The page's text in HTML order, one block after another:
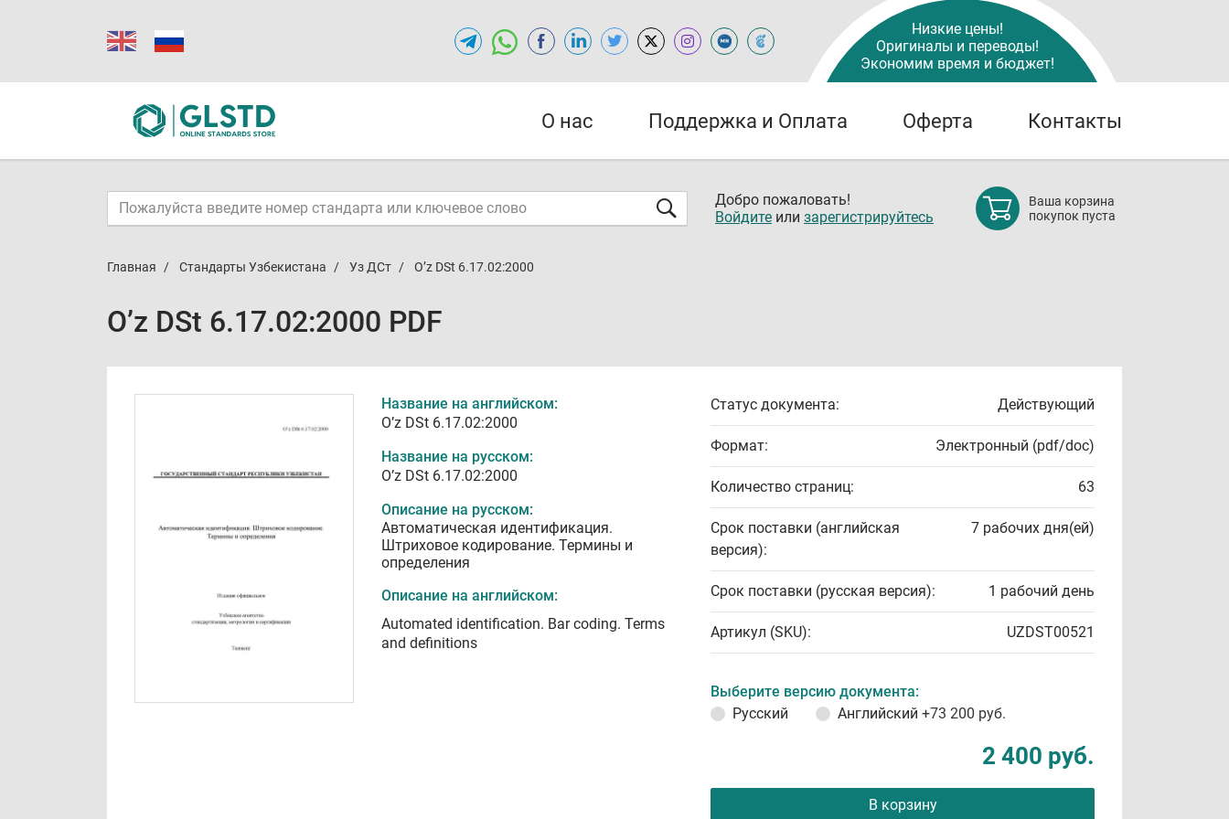
Низкие цены!
Оригиналы и переводы!
Экономим время и бюджет!
О нас Поддержка и Оплата Оферта Контакты
Добро пожаловать!
Войдите или зарегистрируйтесь
Ваша корзина
покупок пуста
Главная Стандарты Узбекистана Уз ДСт O’z DSt 6.17.02:2000
O’z DSt 6.17.02:2000 PDF
Название на английском:
O’z DSt 6.17.02:2000
Название на русском:
O’z DSt 6.17.02:2000
Описание на русском:
Автоматическая идентификация.
Штриховое кодирование. Термины и
определения
Описание на английском:
Automated identification. Bar coding. Terms
and definitions
Статус документа: Действующий
Формат: Электронный (pdf/doc)
Количество страниц: 63
Срок поставки (английская
версия):
7 рабочих дня(ей)
Срок поставки (русская версия): 1 рабочий день
Артикул (SKU): UZDST00521
Выберите версию документа:
Русский
Английский +73 200 руб.
2 400 руб.
В корзину